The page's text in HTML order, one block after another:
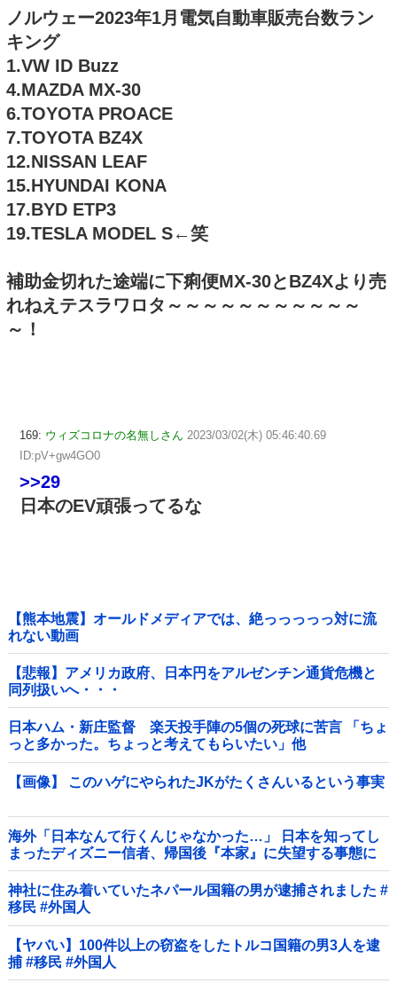
ノルウェー2023年1月電気自動車販売台数ラン
キング
1.VW ID Buzz
4.MAZDA MX-30
6.TOYOTA PROACE
7.TOYOTA BZ4X
12.NISSAN LEAF
15.HYUNDAI KONA
17.BYD ETP3
19.TESLA MODEL S←笑
補助金切れた途端に下痢便MX-30とBZ4Xより売
れねえテスラワロタ～～～～～～～～～～～
～！
169: ウィズコロナの名無しさん 2023/03/02(木) 05:46:40.69
ID:pV+gw4GO0
>>29
日本のEV頑張ってるな
【熊本地震】オールドメディアでは、絶っっっっっ対に流
れない動画
【悲報】アメリカ政府、日本円をアルゼンチン通貨危機と
同列扱いへ・・・
日本ハム・新庄監督 楽天投手陣の5個の死球に苦言 「ちょ
っと多かった。ちょっと考えてもらいたい」他
【画像】 このハゲにやられたJKがたくさんいるという事実
海外「日本なんて行くんじゃなかった…」 日本を知ってし
まったディズニー信者、帰国後『本家』に失望する事態に
神社に住み着いていたネパール国籍の男が逮捕されました #
移民 #外国人
【ヤバい】100件以上の窃盗をしたトルコ国籍の男3人を逮
捕 #移民 #外国人